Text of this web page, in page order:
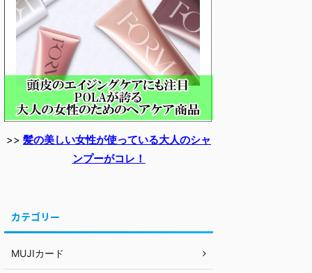
>> 髪の美しい女性が使っている大人のシャ
ンプーがコレ！
カテゴリー
MUJIカード